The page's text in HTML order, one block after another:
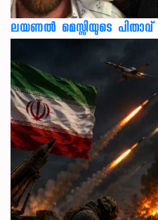
ലയണൽ മെസ്സിയുടെ പിതാവ്